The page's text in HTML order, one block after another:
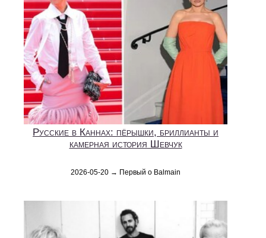
Русские в Каннах: пёрышки, бриллианты и
камерная история Шевчук
2026-05-20 → Первый о Balmain